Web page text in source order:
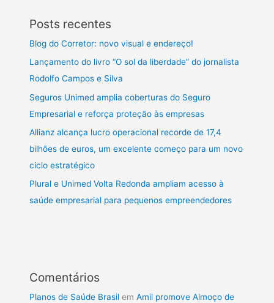
Posts recentes
Blog do Corretor: novo visual e endereço!
Lançamento do livro “O sol da liberdade” do jornalista
Rodolfo Campos e Silva
Seguros Unimed amplia coberturas do Seguro
Empresarial e reforça proteção às empresas
Allianz alcança lucro operacional recorde de 17,4
bilhões de euros, um excelente começo para um novo
ciclo estratégico
Plural e Unimed Volta Redonda ampliam acesso à
saúde empresarial para pequenos empreendedores
Comentários
Planos de Saúde Brasil emAmil promove Almoço de